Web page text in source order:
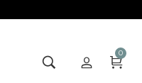
0